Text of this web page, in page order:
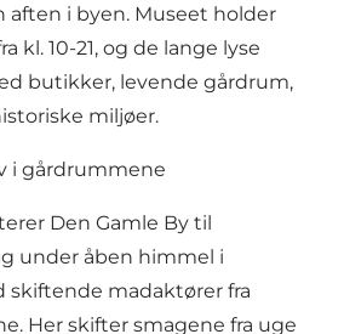
aften i byen. Museet holder
kl. 10-21, og de lange lyse
butikker, levende gårdrum,
miljøer.
i gårdrummene
Den Gamle By til
under åben himmel i
skiftende madaktører fra
Her skifter smagene fra uge